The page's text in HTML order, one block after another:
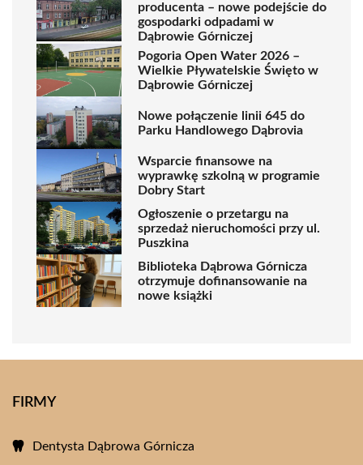
producenta – nowe podejście do
gospodarki odpadami w
Dąbrowie Górniczej
Pogoria Open Water 2026 –
Wielkie Pływatelskie Święto w
Dąbrowie Górniczej
Nowe połączenie linii 645 do
Parku Handlowego Dąbrovia
Wsparcie finansowe na
wyprawkę szkolną w programie
Dobry Start
Ogłoszenie o przetargu na
sprzedaż nieruchomości przy ul.
Puszkina
Biblioteka Dąbrowa Górnicza
otrzymuje dofinansowanie na
nowe książki
FIRMY
Dentysta Dąbrowa Górnicza